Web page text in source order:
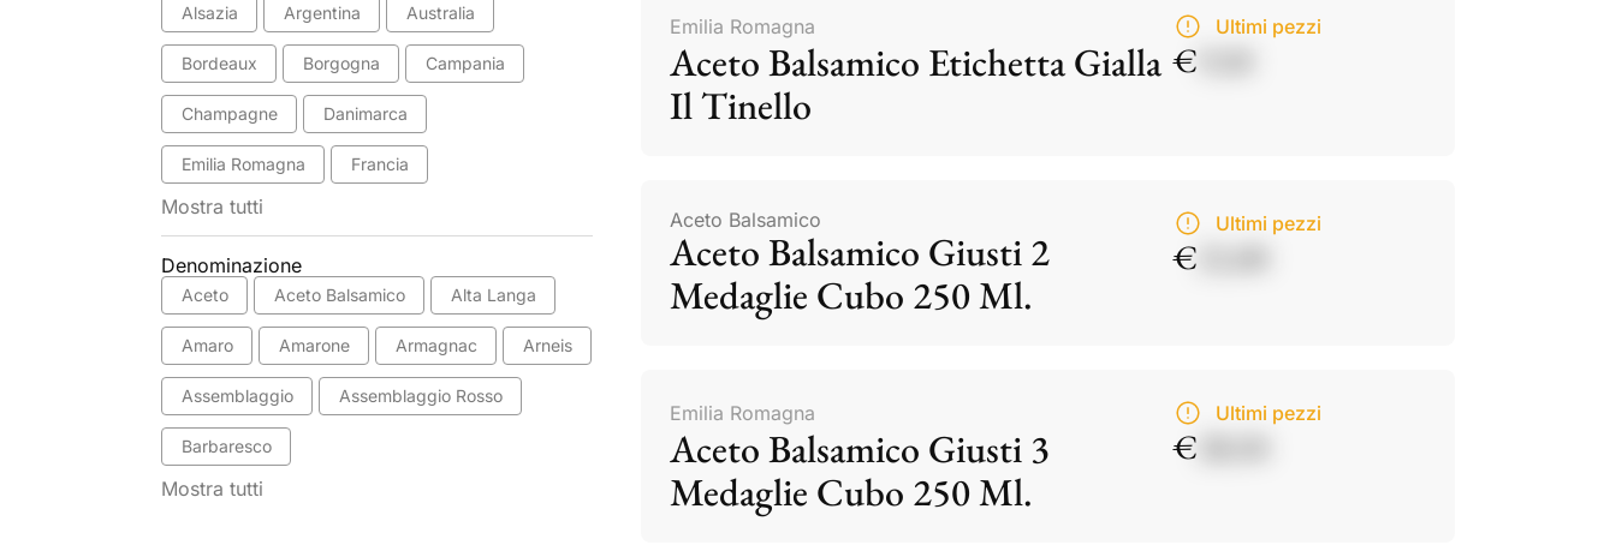
Alsazia Argentina Australia
Bordeaux Borgogna Campania
Champagne Danimarca
Emilia Romagna Francia
Mostra tutti
Denominazione
Aceto Aceto Balsamico Alta Langa
Amaro Amarone Armagnac Arneis
Assemblaggio Assemblaggio Rosso
Barbaresco
Mostra tutti
Emilia Romagna
Aceto Balsamico Etichetta Gialla
Il Tinello
Ultimi pezzi
€
Aceto Balsamico
Aceto Balsamico Giusti 2
Medaglie Cubo 250 Ml.
Ultimi pezzi
€
Emilia Romagna
Aceto Balsamico Giusti 3
Medaglie Cubo 250 Ml.
Ultimi pezzi
€